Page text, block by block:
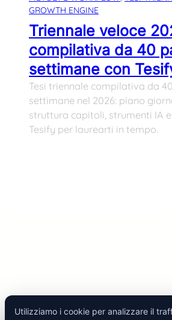
GROWTH ENGINE
Triennale veloce
compilativa da 40
settimane con
Tesi triennale compilativa da
settimane nel 2026: piano
struttura capitoli, strumenti IA
Tesify per laurearti in tempo.
Utilizziamo i cookie per analizzare il